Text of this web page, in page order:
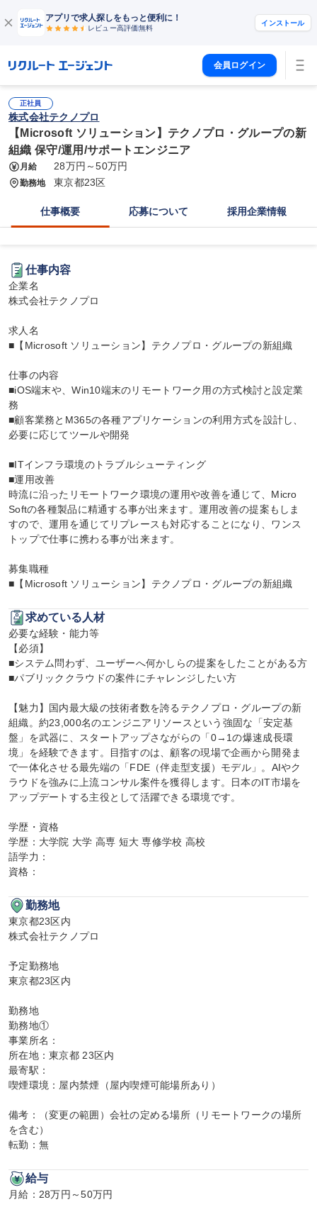
アプリで求人探しをもっと便利に！
レビュー高評価無料
インストール
会員ログイン
正社員
株式会社テクノプロ
【Microsoft ソリューション】テクノプロ・グループの新
組織 保守/運用/サポートエンジニア
月給 28万円～50万円
勤務地 東京都23区
仕事概要 応募について 採用企業情報
仕事内容
企業名
株式会社テクノプロ
求人名
■【Microsoft ソリューション】テクノプロ・グループの新組織
仕事の内容
■iOS端末や、Win10端末のリモートワーク用の方式検討と設定業
務
■顧客業務とM365の各種アプリケーションの利用方式を設計し、
必要に応じてツールや開発
■ITインフラ環境のトラブルシューティング
■運用改善
時流に沿ったリモートワーク環境の運用や改善を通じて、Micro
Softの各種製品に精通する事が出来ます。運用改善の提案もしま
すので、運用を通じてリプレースも対応することになり、ワンス
トップで仕事に携わる事が出来ます。
募集職種
■【Microsoft ソリューション】テクノプロ・グループの新組織
求めている人材
必要な経験・能力等
【必須】
■システム問わず、ユーザーへ何かしらの提案をしたことがある方
■パブリッククラウドの案件にチャレンジしたい方
【魅力】国内最大級の技術者数を誇るテクノプロ・グループの新
組織。約23,000名のエンジニアリソースという強固な「安定基
盤」を武器に、スタートアップさながらの「0→1の爆速成長環
境」を経験できます。目指すのは、顧客の現場で企画から開発ま
で一体化させる最先端の「FDE（伴走型支援）モデル」。AIやク
ラウドを強みに上流コンサル案件を獲得します。日本のIT市場を
アップデートする主役として活躍できる環境です。
学歴・資格
学歴：大学院 大学 高専 短大 専修学校 高校
語学力：
資格：
勤務地
東京都23区内
株式会社テクノプロ
予定勤務地
東京都23区内
勤務地
勤務地①
事業所名：
所在地：東京都 23区内
最寄駅：
喫煙環境：屋内禁煙（屋内喫煙可能場所あり）
備考：（変更の範囲）会社の定める場所（リモートワークの場所
を含む）
転勤：無
給与
月給：28万円～50万円